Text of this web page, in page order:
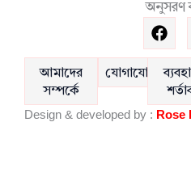
অনুসরণ
F
a
c
e
b
o
o
আমাদের
সম্পর্কে
যোগাযোগ
Design & developed by : Rose